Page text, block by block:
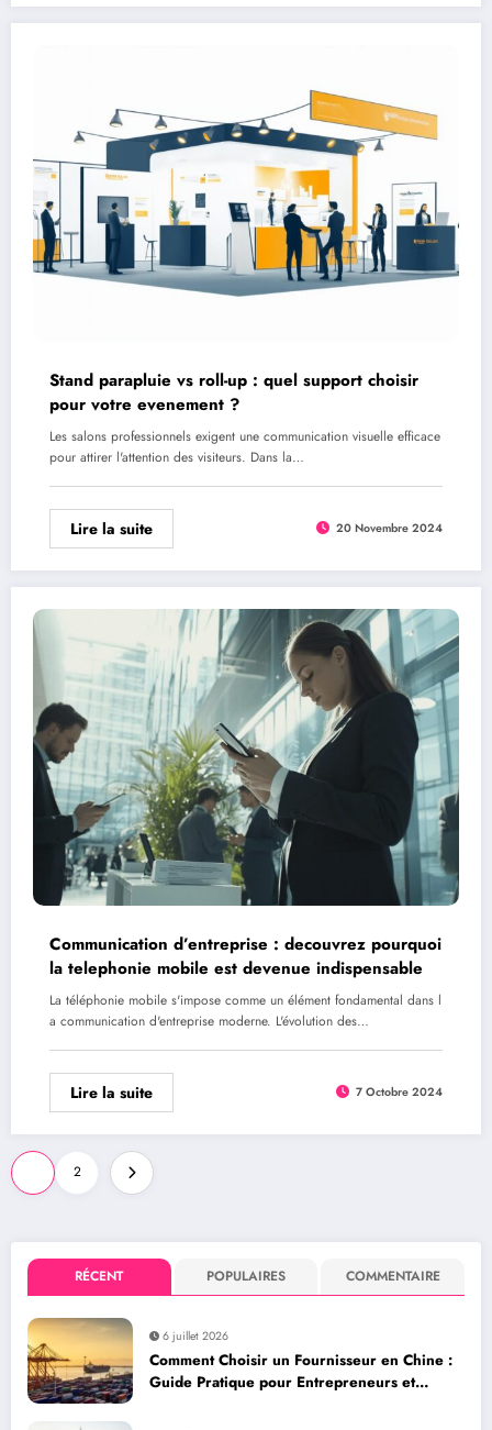
Stand parapluie vs roll-up : quel support choisir
pour votre evenement ?
Les salons professionnels exigent une communication visuelle efficace
pour attirer l'attention des visiteurs. Dans la…
Lire la suite 20 Novembre 2024
Communication d’entreprise : decouvrez pourquoi
la telephonie mobile est devenue indispensable
La téléphonie mobile s'impose comme un élément fondamental dans l
a communication d'entreprise moderne. L'évolution des…
Lire la suite 7 Octobre 2024
Pagination
des
publications
2
RÉCENT POPULAIRES COMMENTAIRE
6 juillet 2026
Comment Choisir un Fournisseur en Chine :
Guide Pratique pour Entrepreneurs et